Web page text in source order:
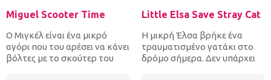
Miguel Scooter Time
Ο Μιγκέλ είναι ένα μικρό
αγόρι που του αρέσει να κάνει
βόλτες με το σκούτερ του
Little Elsa Save Stray Cat
Η μικρή Έλσα βρήκε ένα
τραυματισμένο γατάκι στο
δρόμο σήμερα. Δεν υπάρχει